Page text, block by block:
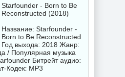
Starfounder - Born to Be
Reconstructed (2018)
Название: Starfounder -
Born to Be Reconstructed
Год выхода: 2018 Жанр:
/ Популярная музыка
Битрейт аудио:
Кодек: MP3